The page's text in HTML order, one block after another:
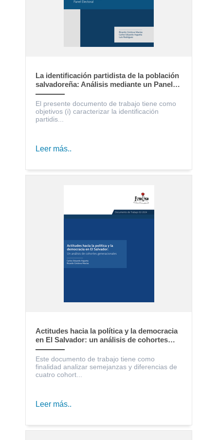
La identificación partidista de la población
salvadoreña: Análisis mediante un Panel
Electoral
El presente documento de trabajo tiene como
objetivos (i) caracterizar la identificación
partidis...
Leer más..
Actitudes hacia la política y la democracia
en El Salvador: un análisis de cohortes
generacionales
Este documento de trabajo tiene como
finalidad analizar semejanzas y diferencias de
cuatro cohort...
Leer más..